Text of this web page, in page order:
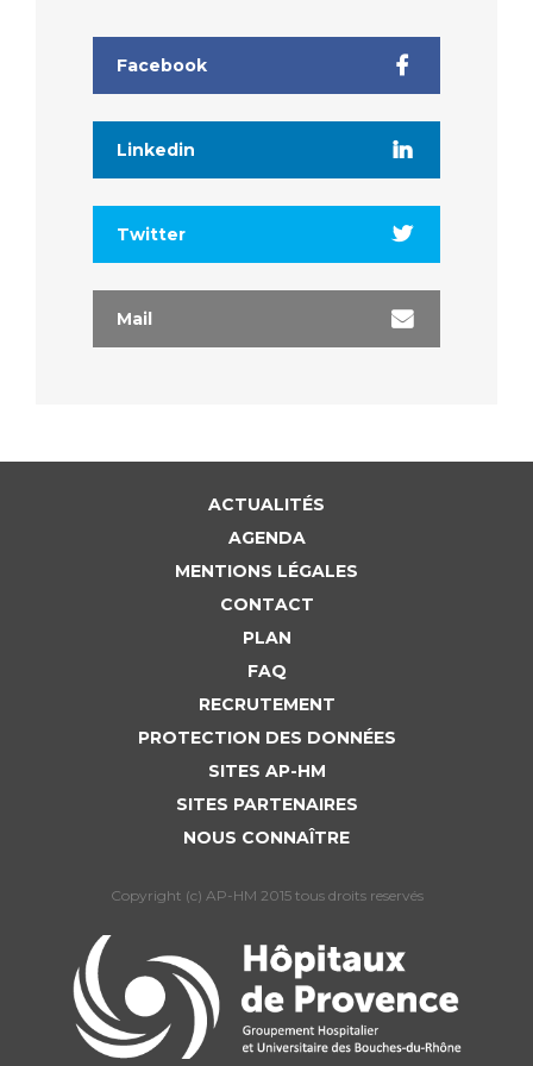
Nos indicateurs qualité et de sécurité des soins
Protection des données
Sécurité
Lieu de santé sans tabac
Documents utiles
Facebook
Linkedin
Twitter
Mail
ACTUALITÉS
AGENDA
MENTIONS LÉGALES
CONTACT
PLAN
FAQ
RECRUTEMENT
PROTECTION DES DONNÉES
SITES AP-HM
SITES PARTENAIRES
NOUS CONNAÎTRE
Copyright (c) AP-HM 2015 tous droits reservés